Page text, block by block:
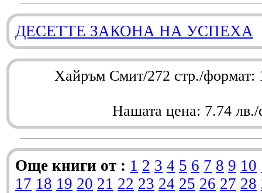
ДЕСЕТТЕ ЗАКОНА НА УСПЕХА
Хайръм Смит/272 стр./
Нашата цена: 7.74 лв./
Още книги от : 1 2 3 4 5 6 7 8 9 10
17 18 19 20 21 22 23 24 25 26 27 28